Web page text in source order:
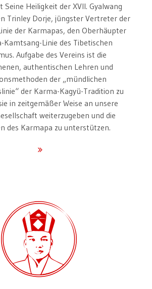
Seine Heiligkeit der XVII. Gyalwang
Trinley Dorje, jüngster Vertreter der
der Karmapas, den Oberhäupter
Kamtsang-Linie des Tibetischen
Aufgabe des Vereins ist die
authentischen Lehren und
der „mündlichen
der Karma-Kagyü-Tradition zu
in zeitgemäßer Weise an unsere
weiterzugeben und die
des Karmapa zu unterstützen.